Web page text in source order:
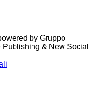
by Gruppo
& New Social